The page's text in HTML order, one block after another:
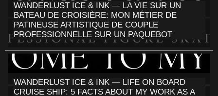
WANDERLUST ICE & INK — LA VIE SUR UN
BATEAU DE CROISIÈRE: MON MÉTIER DE
PATINEUSE ARTISTIQUE DE COUPLE
PROFESSIONNELLE SUR UN PAQUEBOT
WANDERLUST ICE & INK — LIFE ON BOARD
CRUISE SHIP: 5 FACTS ABOUT MY WORK AS A